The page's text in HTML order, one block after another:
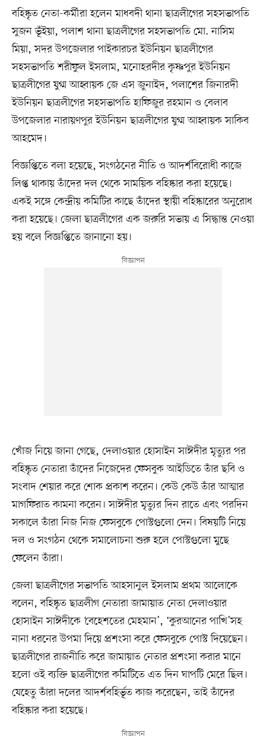
বহিষ্কৃত নেতা-কর্মীরা হলেন মাধবদী থানা ছাত্রলীগের সহসভাপতি
সুজন ভূঁইয়া, পলাশ থানা ছাত্রলীগের সহসভাপতি মো. নাসিম
মিয়া, সদর উপজেলার পাইকারচর ইউনিয়ন ছাত্রলীগের
সহসভাপতি শরীফুল ইসলাম, মনোহরদীর কৃষ্ণপুর ইউনিয়ন
ছাত্রলীগের যুগ্ম আহ্বায়ক জে এস জুনাইদ, পলাশের জিনারদী
ইউনিয়ন ছাত্রলীগের সহসভাপতি হাফিজুর রহমান ও বেলাব
উপজেলার নারায়ণপুর ইউনিয়ন ছাত্রলীগের যুগ্ম আহ্বায়ক সাকিব
আহমেদ।
বিজ্ঞপ্তিতে বলা হয়েছে, সংগঠনের নীতি ও আদর্শবিরোধী কাজে
লিপ্ত থাকায় তাঁদের দল থেকে সাময়িক বহিষ্কার করা হয়েছে।
একই সঙ্গে কেন্দ্রীয় কমিটির কাছে তাঁদের স্থায়ী বহিষ্কারের অনুরোধ
করা হয়েছে। জেলা ছাত্রলীগের এক জরুরি সভায় এ সিদ্ধান্ত নেওয়া
হয় বলে বিজ্ঞপ্তিতে জানানো হয়।
খোঁজ নিয়ে জানা গেছে, দেলাওয়ার হোসাইন সাঈদীর মৃত্যুর পর
বহিষ্কৃত নেতারা তাঁদের নিজেদের ফেসবুক আইডিতে তাঁর ছবি ও
সংবাদ শেয়ার করে শোক প্রকাশ করেন। কেউ কেউ তাঁর আত্মার
মাগফিরাত কামনা করেন। সাঈদীর মৃত্যুর দিন রাতে এবং পরদিন
সকালে তাঁরা নিজ নিজ ফেসবুকে পোস্টগুলো দেন। বিষয়টি নিয়ে
দল ও সংগঠন থেকে সমালোচনা শুরু হলে পোস্টগুলো মুছে
ফেলেন তাঁরা।
জেলা ছাত্রলীগের সভাপতি আহসানুল ইসলাম প্রথম আলোকে
বলেন, বহিষ্কৃত ছাত্রলীগ নেতারা জামায়াত নেতা দেলাওয়ার
হোসাইন সাঈদীকে ‘বেহেশতের মেহমান’, ‘কুরআনের পাখি’সহ
নানা ধরনের উপমা দিয়ে প্রশংসা করে ফেসবুকে পোস্ট দিয়েছেন।
ছাত্রলীগের রাজনীতি করে জামায়াত নেতার প্রশংসা করার মানে
হলো ওই ব্যক্তি ছাত্রলীগের কমিটিতে এত দিন ঘাপটি মেরে ছিল।
যেহেতু তাঁরা দলের আদর্শবহির্ভূত কাজ করেছেন, তাই তাঁদের
বহিষ্কার করা হয়েছে।